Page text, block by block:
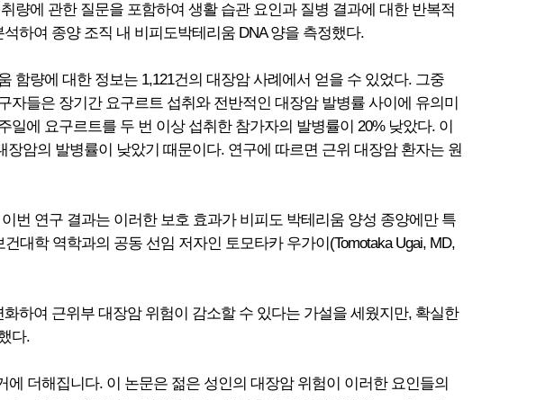
량에 관한 질문을 포함하여 생활 습관 요인과 질병 결과에 대한 반복적
하여 종양 조직 내 비피도박테리움 DNA 양을 측정했다.
함량에 대한 정보는 1,121건의 대장암 사례에서 얻을 수 있었다. 그중
자들은 장기간 요구르트 섭취와 전반적인 대장암 발병률 사이에 유의미
에 요구르트를 두 번 이상 섭취한 참가자의 발병률이 20% 낮았다. 이
암의 발병률이 낮았기 때문이다. 연구에 따르면 근위 대장암 환자는 원
번 연구 결과는 이러한 보호 효과가 비피도 박테리움 양성 종양에만 특
대학 역학과의 공동 선임 저자인 토모타카 우가이(Tomotaka Ugai, MD,
하여 근위부 대장암 위험이 감소할 수 있다는 가설을 세웠지만, 확실한
다.
더해집니다. 이 논문은 젊은 성인의 대장암 위험이 이러한 요인들의